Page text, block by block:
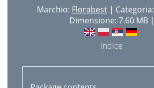
Marchio: Florabest| Categoria:
Dimensione: 7.60 MB |
Indice